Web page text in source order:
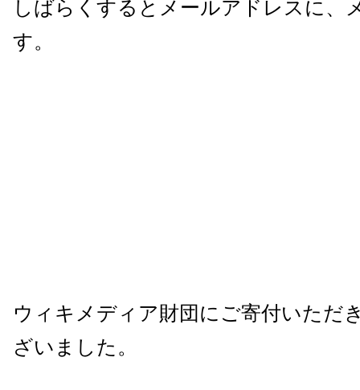
しばらくするとメールアドレスに、
す。
ウィキメディア財団にご寄付いただ
ざいました。